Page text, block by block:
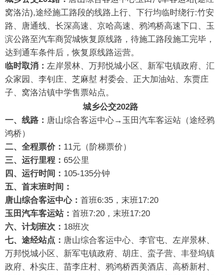
窝洛沽),途经施工路段的线路上行、下行均临时绕行:竹安
路、唐通线、长深高速、京哈高速、鸦鸿桥高速下口、玉
滨公路至汽车商贸城恢复原线路，待施工路段施工完毕，
达到通车条件后，恢复原线路运营。
临时取消： 左岸景林、万邦悦城小区、新军屯镇政府、汇
众家园、李钊庄、芝麻堼 村委会、正大加油站、东贾庄
子、窝洛沽镇中学售票站点。
城乡公交202路
一、线路： 唐山综合客运中心→玉田汽车客运站（途经鸦
鸿桥）
二、全程票价： 11元（阶梯票价）
三、运行里程： 65公里
四、运行时间： 105-135分钟
五、首末班时间：
唐山综合客运中心： 首班6:35，末班17:20
玉田汽车客运站： 首班7:20，末班17:20
六、计划班次： 18班次
七、途经站点： 唐山综合客运中心、李官屯、左岸景林、
万邦悦城小区、新军屯镇政府、胡庄、蛮子营、丰登坞镇
政府、朴实庄、苗李庄村、鸦鸿桥西美酒店、高桥新村、